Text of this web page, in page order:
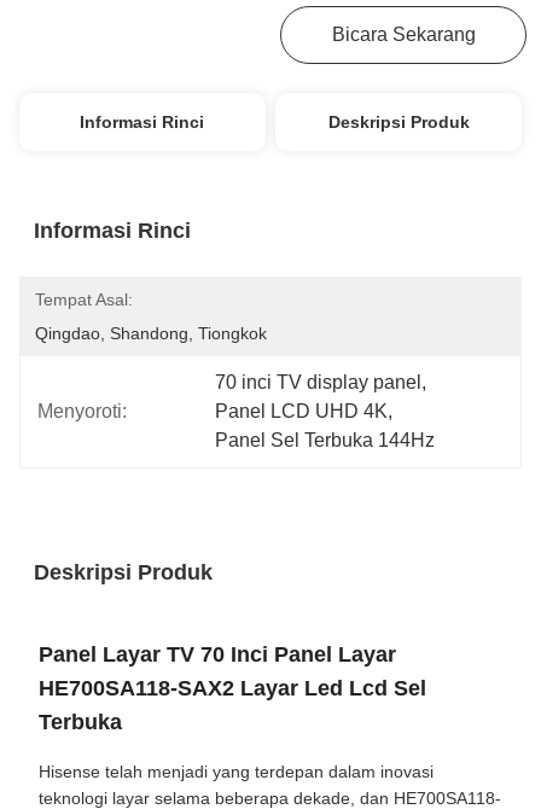
Bicara Sekarang
Informasi Rinci Deskripsi Produk
Informasi Rinci
Tempat Asal:
Qingdao, Shandong, Tiongkok
Menyoroti:
70 inci TV display panel ,
Panel LCD UHD 4K,
Panel Sel Terbuka 144Hz
Deskripsi Produk
Panel Layar TV 70 Inci Panel Layar
HE700SA118-SAX2 Layar Led Lcd Sel
Terbuka
Hisense telah menjadi yang terdepan dalam inovasi
teknologi layar selama beberapa dekade, dan HE700SA118-